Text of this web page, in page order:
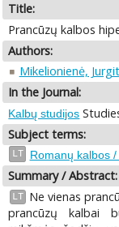
Title:
Prancūzų kalbos
Authors:
Mikelionienė,
In the Journal:
Kalbų studijos
Subject terms:
LT Romanų kalbos
Summary / Abstract:
LT
Ne vienas
prancūzų kalbai